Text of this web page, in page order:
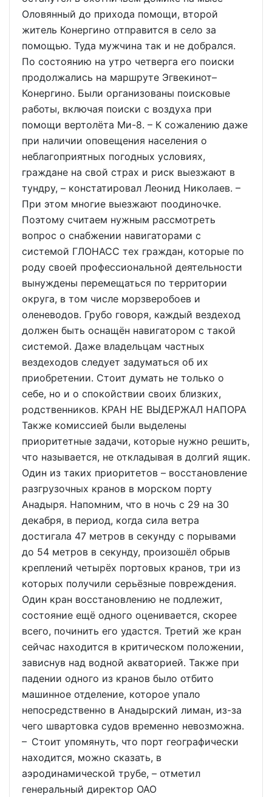
Оловянный до прихода помощи, второй
житель Конергино отправится в село за
помощью. Туда мужчина так и не добрался.
По состоянию на утро четверга его поиски
продолжались на маршруте Эгвекинот–
Конергино. Были организованы поисковые
работы, включая поиски с воздуха при
помощи вертолёта Ми-8. – К сожалению даже
при наличии оповещения населения о
неблагоприятных погодных условиях,
граждане на свой страх и риск выезжают в
тундру, – констатировал Леонид Николаев. –
При этом многие выезжают поодиночке.
Поэтому считаем нужным рассмотреть
вопрос о снабжении навигаторами с
системой ГЛОНАСС тех граждан, которые по
роду своей профессиональной деятельности
вынуждены перемещаться по территории
округа, в том числе морзверобоев и
оленеводов. Грубо говоря, каждый вездеход
должен быть оснащён навигатором с такой
системой. Даже владельцам частных
вездеходов следует задуматься об их
приобретении. Стоит думать не только о
себе, но и о спокойствии своих близких,
родственников. КРАН НЕ ВЫДЕРЖАЛ НАПОРА
Также комиссией были выделены
приоритетные задачи, которые нужно решить,
что называется, не откладывая в долгий ящик.
Один из таких приоритетов – восстановление
разгрузочных кранов в морском порту
Анадыря. Напомним, что в ночь с 29 на 30
декабря, в период, когда сила ветра
достигала 47 метров в секунду с порывами
до 54 метров в секунду, произошёл обрыв
креплений четырёх портовых кранов, три из
которых получили серьёзные повреждения.
Один кран восстановлению не подлежит,
состояние ещё одного оценивается, скорее
всего, починить его удастся. Третий же кран
сейчас находится в критическом положении,
зависнув над водной акваторией. Также при
падении одного из кранов было отбито
машинное отделение, которое упало
непосредственно в Анадырский лиман, из-за
чего швартовка судов временно невозможна.
– Стоит упомянуть, что порт географически
находится, можно сказать, в
аэродинамической трубе, – отметил
генеральный директор ОАО